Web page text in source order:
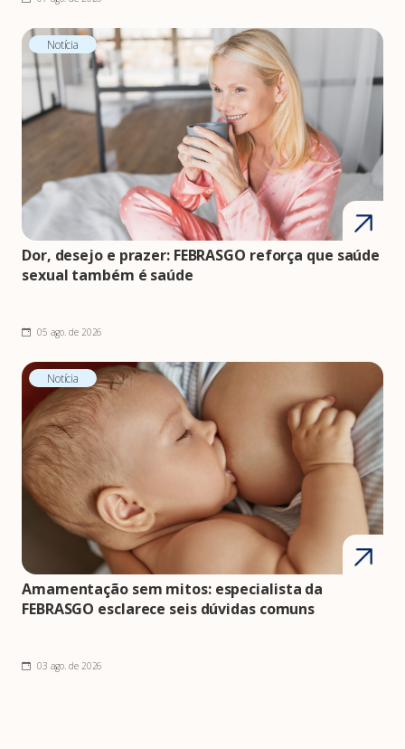
Notícia
Dor, desejo e prazer: FEBRASGO reforça que saúde
sexual também é saúde
05 ago. de 2026
Notícia
Amamentação sem mitos: especialista da
FEBRASGO esclarece seis dúvidas comuns
03 ago. de 2026